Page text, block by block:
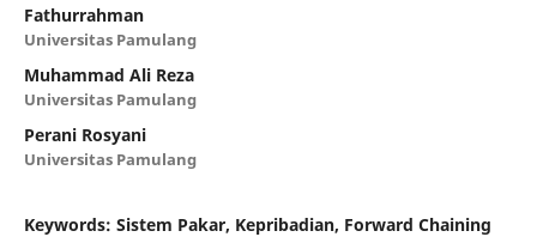
Fathurrahman
Universitas Pamulang
Muhammad Ali Reza
Universitas Pamulang
Perani Rosyani
Universitas Pamulang
Keywords: Sistem Pakar, Kepribadian, Forward Chaining